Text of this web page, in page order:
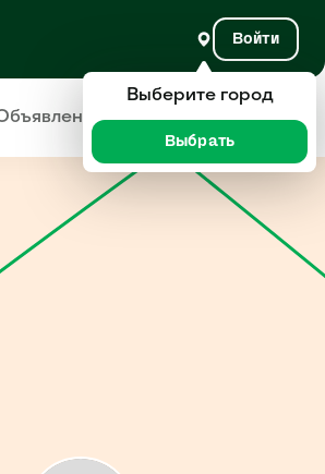
Войти
Отзывы
Выберите город
Выбрать